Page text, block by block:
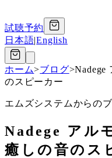
試聴予約
日本語|English
ホーム>ブログ>
のスピーカー
エムズシステムからの
Nadege アル
癒しの音のス